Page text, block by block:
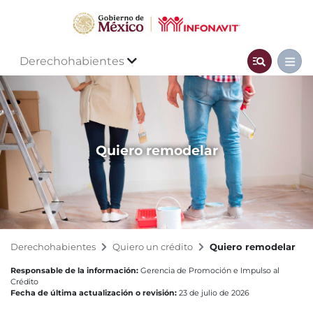
Derechohabientes
Quiero remodelar
Derechohabientes Quiero un crédito Quiero remodelar
Responsable de la información: Gerencia de Promoción e Impulso al
Crédito
Fecha de última actualización o revisión: 23 de julio de 2026